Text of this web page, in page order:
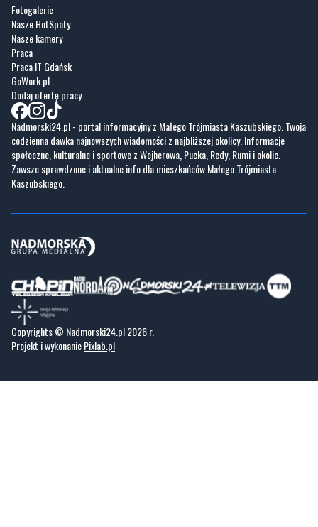
Zobacz
Fotogalerie
Nasze HotSpoty
Nasze kamery
Praca
Praca IT Gdańsk
GoWork.pl
Dodaj ofertę pracy
Nadmorski24.pl - portal informacyjny z Małego Trójmiasta Kaszubskiego. Twoja
codzienna dawka najnowszych wiadomości z najbliższej okolicy. Informacje
Copyrights © Nadmorski24.pl 2026 r.